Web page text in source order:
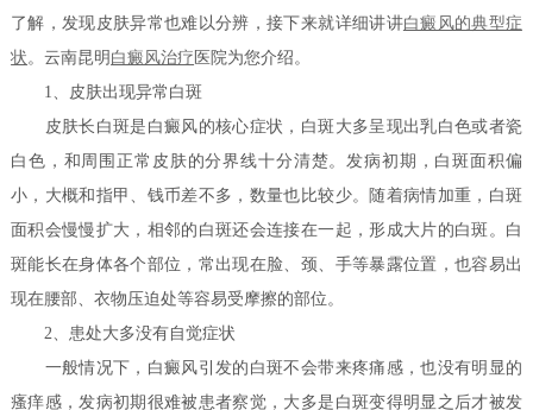
了解，发现皮肤异常也难以分辨，接下来就详细讲讲白癜风的典型症
状。云南昆明 白癜风治疗 医院为您介绍。
1、皮肤出现异常白斑
皮肤长白斑是白癜风的核心症状，白斑大多呈现出乳白色或者瓷
白色，和周围正常皮肤的分界线十分清楚。发病初期，白斑面积偏
小，大概和指甲、钱币差不多，数量也比较少。随着病情加重，白斑
面积会慢慢扩大，相邻的白斑还会连接在一起，形成大片的白斑。白
斑能长在身体各个部位，常出现在脸、颈、手等暴露位置，也容易出
现在腰部、衣物压迫处等容易受摩擦的部位。
2、患处大多没有自觉症状
一般情况下，白癜风引发的白斑不会带来疼痛感，也没有明显的
瘙痒感，发病初期很难被患者察觉，大多是白斑变得明显之后才被发